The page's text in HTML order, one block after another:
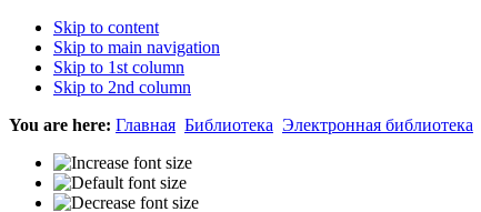
Skip to content
Skip to main navigation
Skip to 1st column
Skip to 2nd column
You are here: Главная Библиотека Электронная библиотека